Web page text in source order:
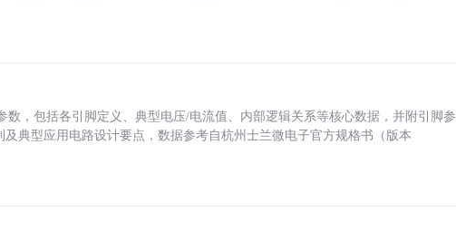
数，包括各引脚定义、典型电压/电流值、内部逻辑关系等核心数据，并附引脚参
典型应用电路设计要点，数据参考自杭州士兰微电子官方规格书（版本